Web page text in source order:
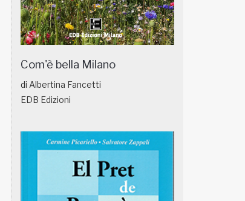
Com'è bella Milano
di Albertina Fancetti
EDB Edizioni